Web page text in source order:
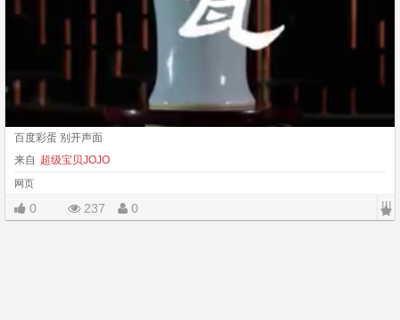
百度彩蛋 别开声面
来自 超级宝贝JOJO
网页
0 237 0 |||